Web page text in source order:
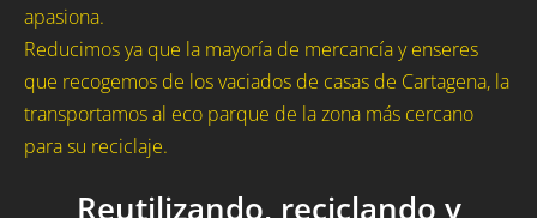
apasiona.
Reducimos ya que la mayoría de mercancía y enseres
que recogemos de los vaciados de casas de Cartagena, la
transportamos al eco parque de la zona más cercano
para su reciclaje.
Reutilizando, reciclando y